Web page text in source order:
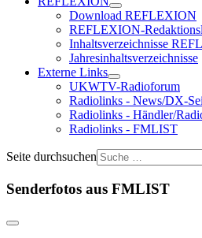
Download REFLEXION
REFLEXION-
Inhaltsverzeichnisse
Jahresinhaltsverzeichnisse
Externe Links
UKWTV-Radioforum
Radiolinks - News/DX-
Radiolinks - Händler/
Radiolinks - FMLIST
Seite durchsuchen
Senderfotos aus FMLIST